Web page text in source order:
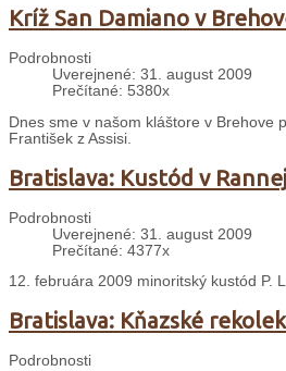
Kríž San Damiano v
Podrobnosti
Uverejnené: 31. august 2009
Prečítané: 5380x
Dnes sme v našom kláštore v Brehove
František z Assisi.
Bratislava: Kustód v
Podrobnosti
Uverejnené: 31. august 2009
Prečítané: 4377x
12. februára 2009 minoritský kustód P.
Bratislava: Kňazské
Podrobnosti